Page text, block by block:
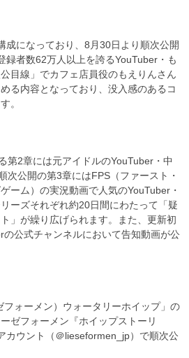
成になっており、8月30日より順次公開
録者数62万人以上を誇るYouTuber・も
目線」でカフェ店員役のもえりんさん
る内容となっており、没入感のあるコ
。
第2章には元アイドルのYouTuber・中
次公開の第3章にはFPS（ファースト・
ーム）の実況動画で人気のYouTuber・
ーズそれぞれ約20日間にわたって「疑
」が繰り広げられます。また、更新初
の公式チャンネルにおいて告知動画が公
フォーメン）ウォータリーホイップ」の
ゼフォーメン『ホイップストーリ
カウント（＠lieseformen_jp）で順次公